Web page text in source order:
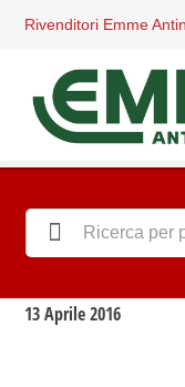
Rivenditori Emme
13Aprile2016